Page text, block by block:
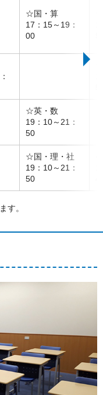
☆国・算
17：15～19：
00
☆英・数
19：10～21：
50
☆国・理・社
19：10～21：
50
す。